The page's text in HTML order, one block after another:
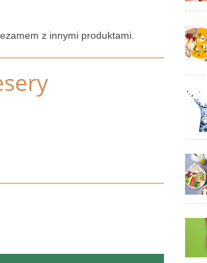
z innymi produktami.